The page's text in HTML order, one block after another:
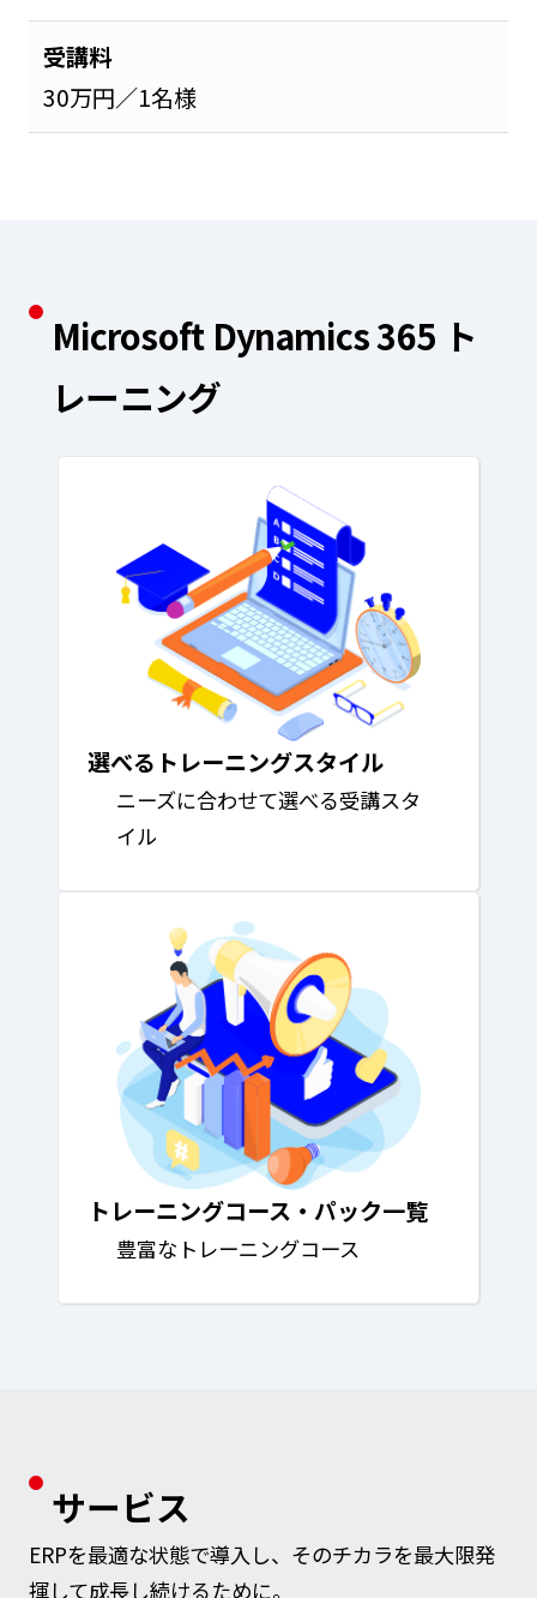
受講料
30万円／1名様
Microsoft Dynamics 365 ト
レーニング
選べるトレーニングスタイル
ニーズに合わせて選べる受講スタ
イル
トレーニングコース・パック一覧
豊富なトレーニングコース
サービス
ERPを最適な状態で導入し、そのチカラを最大限発
揮して成長し続けるために。